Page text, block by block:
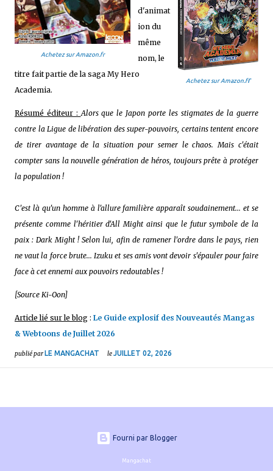
Achetez sur Amazon.fr
Achetez sur Amazon.fr
d'animat
ion du
même
nom, le
titre fait partie de la saga My Hero
Academia.
Résumé éditeur :Alors que le Japon porte les stigmates de la guerre
contre la Ligue de libération des super-pouvoirs, certains tentent encore
de tirer avantage de la situation pour semer le chaos. Mais c'était
compter sans la nouvelle génération de héros, toujours prête à protéger
la population !
C'est là qu'un homme à l'allure familière apparaît soudainement... et se
présente comme l'héritier d'All Might ainsi que le futur symbole de la
paix : Dark Might ! Selon lui, afin de ramener l'ordre dans le pays, rien
ne vaut la force brute... Izuku et ses amis vont devoir s'épauler pour faire
face à cet ennemi aux pouvoirs redoutables !
[Source Ki-Oon]
Article lié sur le blog : Le Guide explosif des Nouveautés Mangas
& Webtoons de Juillet 2026
publié parLE MANGACHAT leJUILLET 02, 2026
Fourni par Blogger
Mangachat